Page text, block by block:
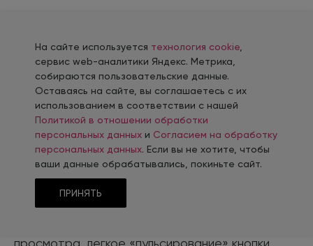
расположению. Не заставляйте посетителей
гадать, где они могут оставить запрос:
размещайте форму в зоне первоначального
внимания — выше сгиба страницы (above the
fold), в фиксированном боковом виджете или в
sticky-панели, которая остается на экране при
прокрутке.
Чтобы дополнительно привлечь внимание,
добавьте мягкую анимацию — например,
просмотра, легкое «пульсирование» кнопки
На сайте используется технология cookie
сервис web-аналитики Яндекс. Метрика,
собираются пользовательские данные.
Оставаясь на сайте, вы соглашаетесь с их
использованием в соответствии с нашей
Политикой в отношении обработки
персональных данных и Согласием на обработку
персональных данных. Если вы не хотите, чтобы
ваши данные обрабатывались, покиньте сайт.
ПРИНЯТЬ